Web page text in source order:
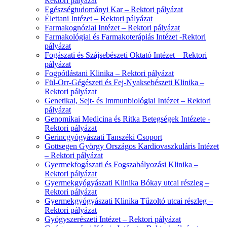
Egészségtudományi Kar – Rektori pályázat
Élettani Intézet – Rektori pályázat
Farmakognóziai Intézet – Rektori pályázat
Farmakológiai és Farmakoterápiás Intézet -Rektori
pályázat
Fogászati és Szájsebészeti Oktató Intézet – Rektori
pályázat
Fogpótlástani Klinika – Rektori pályázat
Fül-Orr-Gégészeti és Fej-Nyaksebészeti Klinika –
Rektori pályázat
Genetikai, Sejt- és Immunbiológiai Intézet – Rektori
pályázat
Genomikai Medicina és Ritka Betegségek Intézete -
Rektori pályázat
Gerincgyógyászati Tanszéki Csoport
Gottsegen György Országos Kardiovaszkuláris Intézet
– Rektori pályázat
Gyermekfogászati és Fogszabályozási Klinika –
Rektori pályázat
Gyermekgyógyászati Klinika Bókay utcai részleg –
Rektori pályázat
Gyermekgyógyászati Klinika Tűzoltó utcai részleg –
Rektori pályázat
Gyógyszerészeti Intézet – Rektori pályázat